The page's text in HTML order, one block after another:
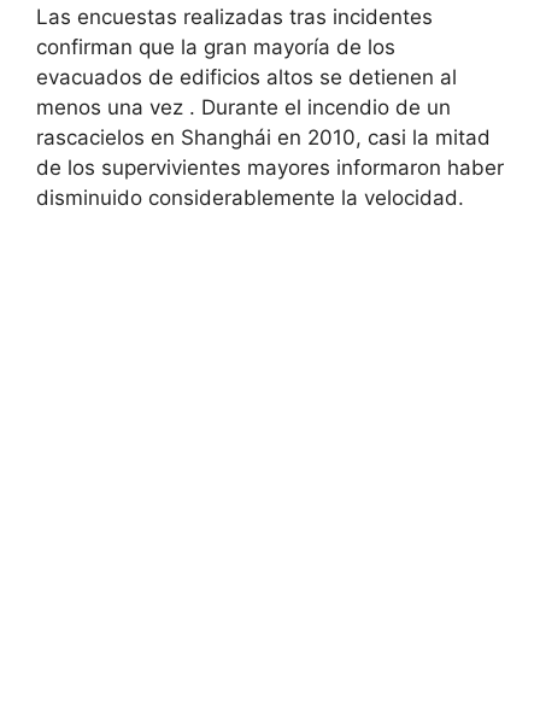
Las encuestas realizadas tras incidentes
confirman que la gran mayoría de los
evacuados de edificios altos se detienen al
menos una vez . Durante el incendio de un
rascacielos en Shanghái en 2010, casi la mitad
de los supervivientes mayores informaron haber
disminuido considerablemente la velocidad.